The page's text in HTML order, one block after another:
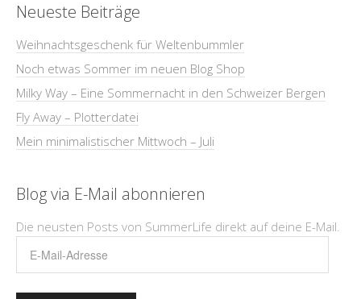
Neueste Beiträge
Weihnachtsgeschenk für Weltenbummler
Noch etwas Sommer im neuen Blog Shop
Milky Way – Eine Sommernacht in den Schweizer Bergen
Fly Away – Plotterdatei
Mein minimalistischer Mittwoch – Juli
Blog via E-Mail abonnieren
Die neusten Posts von SummerLife direkt auf deine E-Mail.